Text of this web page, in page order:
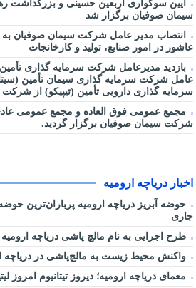
آیین سوگواری اربعین حسینی و بزرگداشت
سیمان صوفیان برگزار شد
انتصاب مدیر عامل شرکت سیمان صوفیان به
عاشور در امور صنایع، تولید و کارخانجات
بازدید مدیرعامل شرکت سرمایه گذاری
عامل شرکت سرمایه گذاری سیمان تأمین
سرمایه گذاری دارویی تأمین (تیپیکو) از
مجمع عمومی فوق العاده و مجمع عمومی
شرکت سیمان صوفیان برگزار گردید.
اخبار دریاچه ارومیه
حوضه آبریز دریاچه ارومیه پرباران‌ترین
جاری
طرح اجرایی به نام مالچ پاشی دریاچه ارومیه
واکنش محیط زیست به مالچ‌پاشی در دریاچه
معمای دریاچه ارومیه؛ دیروز تیتانیوم امروز